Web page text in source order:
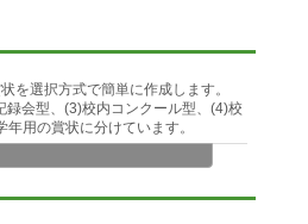
を選択方式で簡単に作成します。
会型、(3)校内コンクール型、(4)校
用の賞状に分けています。
意しました。
校内の委員会 など。この賞状作成用